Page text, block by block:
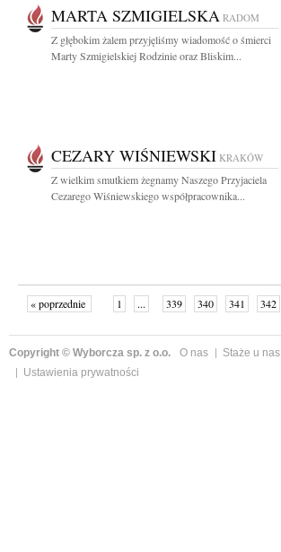
MARTA SZMIGIELSKA RADOM
Z głębokim żalem przyjęliśmy wiadomość o śmierci
Marty Szmigielskiej Rodzinie oraz Bliskim...
CEZARY WIŚNIEWSKI KRAKÓW
Z wielkim smutkiem żegnamy Naszego Przyjaciela
Cezarego Wiśniewskiego współpracownika...
« poprzednie 1 ... 339 340 341 342
Copyright © Wyborcza sp. z o.o. O nas Staże u nas
Ustawienia prywatności